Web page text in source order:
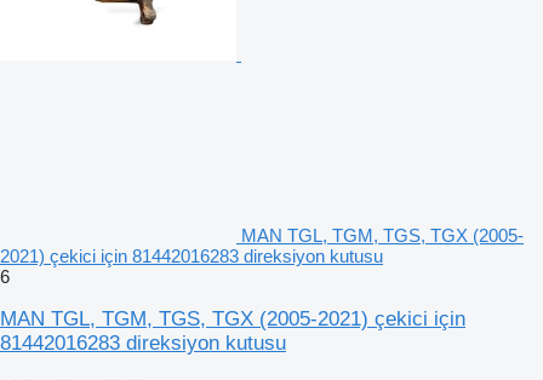
MAN TGL, TGM, TGS, TGX (2005-
2021) çekici için 81442016283 direksiyon kutusu
6
MAN TGL, TGM, TGS, TGX (2005-2021) çekici için
81442016283 direksiyon kutusu